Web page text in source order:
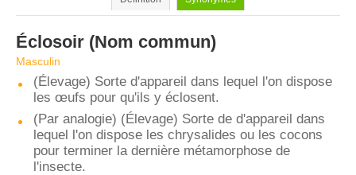
Éclosoir (Nom commun)
Masculin
(Élevage) Sorte d'appareil dans lequel l'on dispose
les œufs pour qu'ils y éclosent.
(Par analogie) (Élevage) Sorte de d'appareil dans
lequel l'on dispose les chrysalides ou les cocons
pour terminer la dernière métamorphose de
l'insecte.